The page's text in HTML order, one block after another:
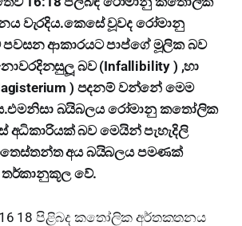
වැරදිය.කෙසේ වූවද රෝමානු
ආකාරයට පාප්ගේ මූලික බව
බව (Infallibility ) ,හා
) පදනම් වන්නේ මෙම
බයිබලය රෝමානු කතෝලික
අධිකාරියක් බව මෙයින් පැහැදිලි
අය බයිබලය පමණක්
වේ.
18 පිළිබද කතෝලික අර්තකතනය